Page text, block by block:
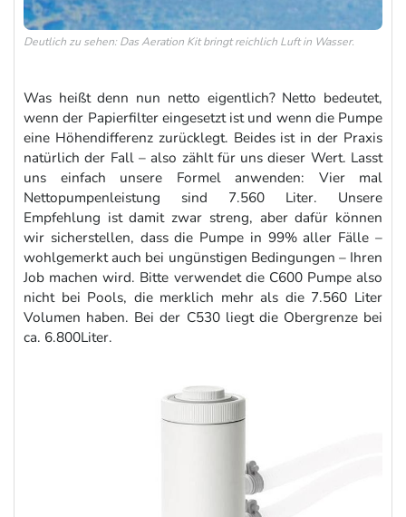
Deutlich zu sehen: Das Aeration Kit bringt reichlich Luft in Wasser.
Was heißt denn nun netto eigentlich? Netto bedeutet,
wenn der Papierfilter eingesetzt ist und wenn die Pumpe
eine Höhendifferenz zurücklegt. Beides ist in der Praxis
natürlich der Fall – also zählt für uns dieser Wert. Lasst
uns einfach unsere Formel anwenden: Vier mal
Nettopumpenleistung sind 7.560 Liter. Unsere
Empfehlung ist damit zwar streng, aber dafür können
wir sicherstellen, dass die Pumpe in 99% aller Fälle –
wohlgemerkt auch bei ungünstigen Bedingungen – Ihren
Job machen wird. Bitte verwendet die C600 Pumpe also
nicht bei Pools, die merklich mehr als die 7.560 Liter
Volumen haben. Bei der C530 liegt die Obergrenze bei
ca. 6.800Liter.